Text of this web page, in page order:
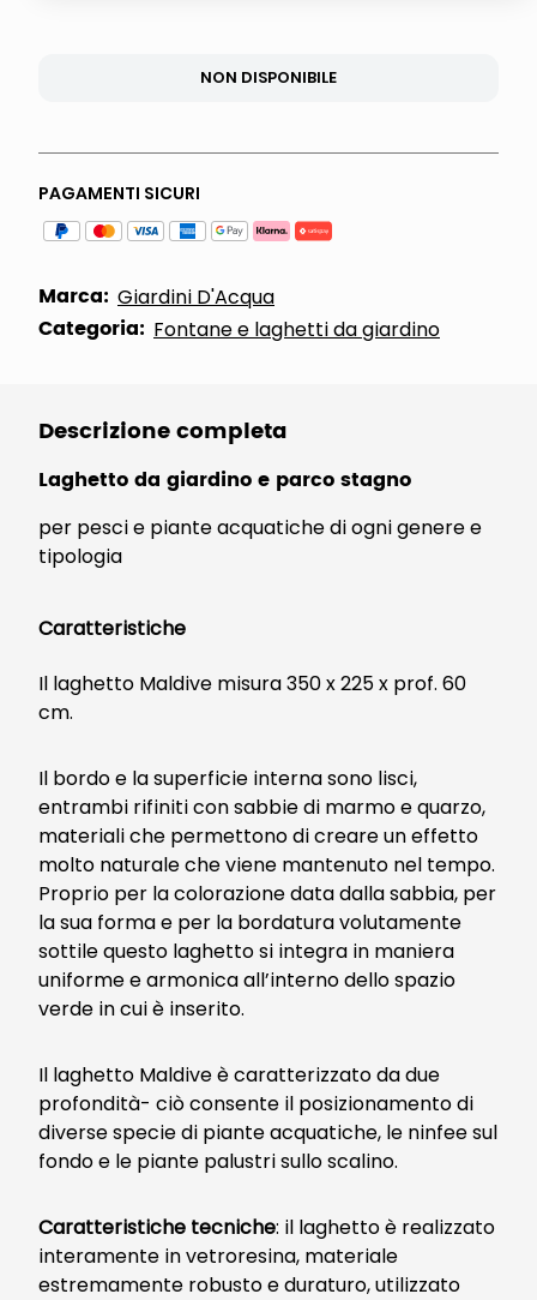
NON DISPONIBILE
PAGAMENTI SICURI
Marca: Giardini D'Acqua
Categoria: Fontane e laghetti da giardino
Descrizione completa
Laghetto da giardino e parco stagno
per pesci e piante acquatiche di ogni genere e
tipologia
Caratteristiche
Il laghetto Maldive misura 350 x 225 x prof. 60
cm.
Il bordo e la superficie interna sono lisci,
entrambi rifiniti con sabbie di marmo e quarzo,
materiali che permettono di creare un effetto
molto naturale che viene mantenuto nel tempo.
Proprio per la colorazione data dalla sabbia, per
la sua forma e per la bordatura volutamente
sottile questo laghetto si integra in maniera
uniforme e armonica all’interno dello spazio
verde in cui è inserito.
Il laghetto Maldive è caratterizzato da due
profondità- ciò consente il posizionamento di
diverse specie di piante acquatiche, le ninfee sul
fondo e le piante palustri sullo scalino.
Caratteristiche tecniche: il laghetto è realizzato
interamente in vetroresina, materiale
estremamente robusto e duraturo, utilizzato